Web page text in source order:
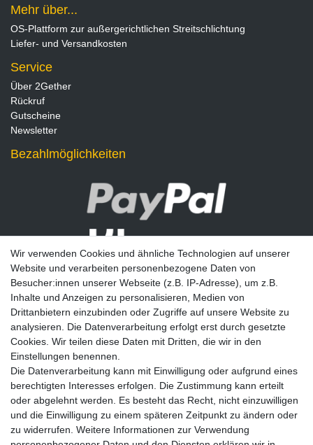
Mehr über...
OS-Plattform zur außergerichtlichen Streitschlichtung
Liefer- und Versandkosten
Service
Über 2Gether
Rückruf
Gutscheine
Newsletter
Bezahlmöglichkeiten
Newsletter
E-MAIL **
Hiermit bestätige ich, dass ich dieDaten­schutz­erklärung
gelesen habe. Meine
Einwilligung kann ich jederzeit widerrufen.**
Abonnieren
Wir verwenden Cookies und ähnliche Technologien auf unserer
Website und verarbeiten personenbezogene Daten von
Besucher:innen unserer Webseite (z.B. IP-Adresse), um z.B.
Inhalte und Anzeigen zu personalisieren, Medien von
Drittanbietern einzubinden oder Zugriffe auf unsere Website zu
analysieren. Die Datenverarbeitung erfolgt erst durch gesetzte
Cookies. Wir teilen diese Daten mit Dritten, die wir in den
Einstellungen benennen.
Die Datenverarbeitung kann mit Einwilligung oder aufgrund eines
berechtigten Interesses erfolgen. Die Zustimmung kann erteilt
oder abgelehnt werden. Es besteht das Recht, nicht einzuwilligen
und die Einwilligung zu einem späteren Zeitpunkt zu ändern oder
zu widerrufen. Weitere Informationen zur Verwendung